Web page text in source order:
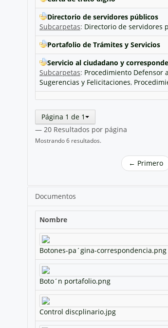
Directorio de servidores públicos
Subcarpetas: Directorio de servidores
Portafolio de Trámites y Servicios
Servicio al ciudadano y
Subcarpetas: Procedimiento Defensor
Sugerencias y Felicitaciones,
Página 1 de 1
— 20 Resultados por página
Mostrando 6 resultados.
← Primero
Documentos
Nombre
Botones-pa´gina-correspondencia.png
Boto´n portafolio.png
Control discplinario.jpg